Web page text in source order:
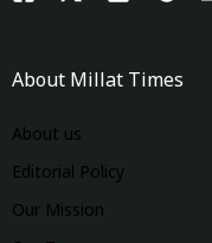
About Millat Times
About us
Editorial Policy
Our Mission